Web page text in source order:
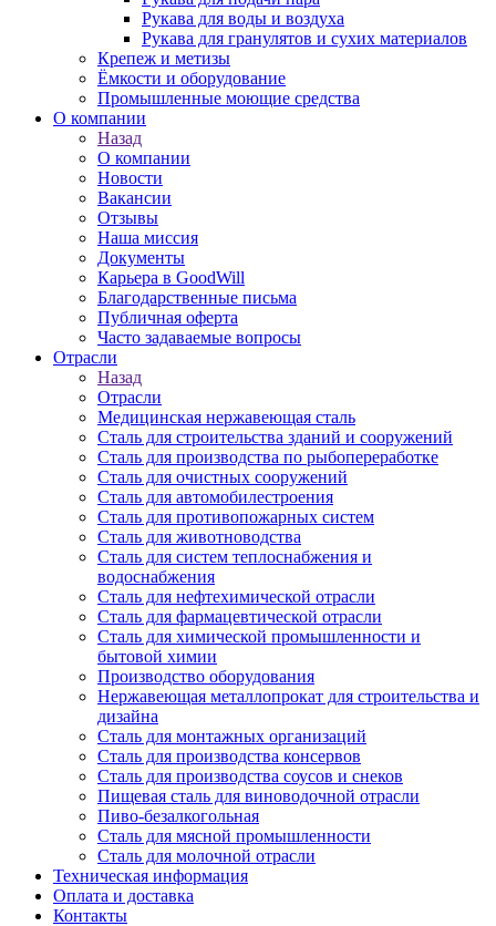
Рукава для воды и воздуха
Рукава для гранулятов и сухих материалов
Крепеж и метизы
Ёмкости и оборудование
Промышленные моющие средства
О компании
Назад
О компании
Новости
Вакансии
Отзывы
Наша миссия
Документы
Карьера в GoodWill
Благодарственные письма
Публичная оферта
Часто задаваемые вопросы
Отрасли
Назад
Отрасли
Медицинcкая нержавеющая сталь
Сталь для строительства зданий и сооружений
Сталь для производства по рыбопереработке
Сталь для очистных сооружений
Сталь для автомобилестроения
Сталь для противопожарных систем
Сталь для животноводства
Сталь для систем теплоснабжения и
водоснабжения
Сталь для нефтехимической отрасли
Сталь для фармацевтической отрасли
Сталь для химической промышленности и
бытовой химии
Производство оборудования
Нержавеющая металлопрокат для строительства и
дизайна
Сталь для монтажных организаций
Сталь для производства консервов
Сталь для производства соусов и снеков
Пищевая сталь для виноводочной отрасли
Пиво-безалкогольная
Сталь для мясной промышленности
Сталь для молочной отрасли
Техническая информация
Оплата и доставка
Контакты